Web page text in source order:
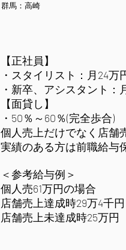
群馬：高崎
【正社員】
・スタイリスト：月24
・新卒、アシスタント：
【面貸し】
・50％～60％(完全歩合)
個人売上だけでなく店舗
実績のある方は前職給与
＜参考給与例＞
個人売61万円の場合
店舗売上達成時29万4千円
店舗売上未達成時25万円